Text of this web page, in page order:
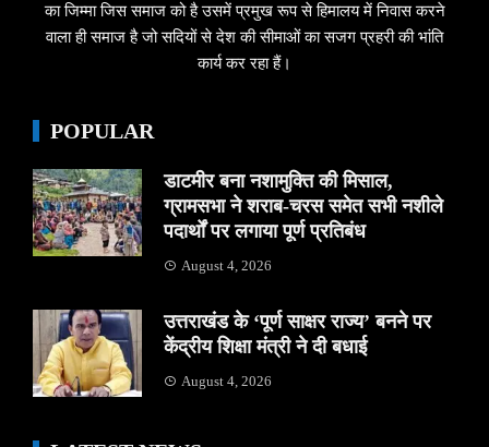
का जिम्मा जिस समाज को है उसमें प्रमुख रूप से हिमालय में निवास करने
वाला ही समाज है जो सदियों से देश की सीमाओं का सजग प्रहरी की भांति
कार्य कर रहा हैं।
POPULAR
डाटमीर बना नशामुक्ति की मिसाल,
ग्रामसभा ने शराब-चरस समेत सभी नशीले
पदार्थों पर लगाया पूर्ण प्रतिबंध
August 4, 2026
उत्तराखंड के ‘पूर्ण साक्षर राज्य’ बनने पर
केंद्रीय शिक्षा मंत्री ने दी बधाई
August 4, 2026